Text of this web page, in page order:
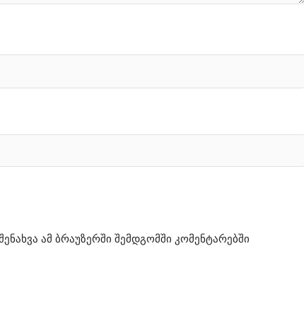
ამ ბრაუზერში შემდგომში კომენტარებში